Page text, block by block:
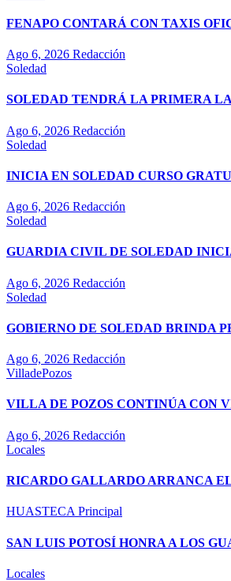
FENAPO CONTARÁ CON TAXIS
Ago 6, 2026 Redacción
Soledad
SOLEDAD TENDRÁ LA PRIMERA
Ago 6, 2026 Redacción
Soledad
INICIA EN SOLEDAD CURSO
Ago 6, 2026 Redacción
Soledad
GUARDIA CIVIL DE SOLEDAD
Ago 6, 2026 Redacción
Soledad
GOBIERNO DE SOLEDAD BRINDA
Ago 6, 2026 Redacción
VilladePozos
VILLA DE POZOS CONTINÚA CON
Ago 6, 2026 Redacción
Locales
RICARDO GALLARDO ARRANCA
HUASTECA Principal
SAN LUIS POTOSÍ HONRA A LOS
Locales